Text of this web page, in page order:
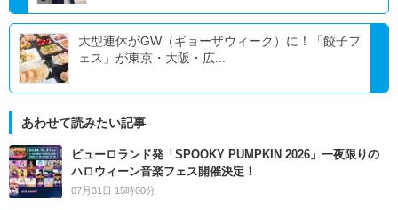
大型連休がGW（ギョーザウィーク）に！「餃子フ
ェス」が東京・大阪・広...
あわせて読みたい記事
ピューロランド発「SPOOKY PUMPKIN 2026」一夜限りの
ハロウィーン音楽フェス開催決定！
07月31日 15時00分